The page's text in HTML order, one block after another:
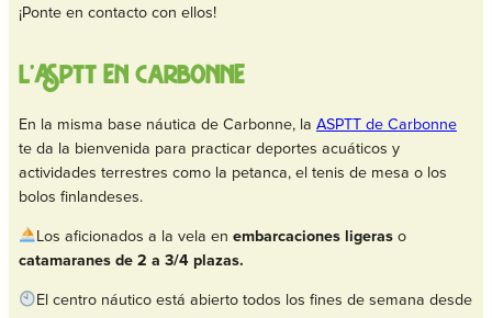
¡Ponte en contacto con ellos!
L’ASPTT en Carbonne
En la misma base náutica de Carbonne, la ASPTT de Carbonne
te da la bienvenida para practicar deportes acuáticos y
actividades terrestres como la petanca, el tenis de mesa o los
bolos finlandeses.
Los aficionados a la vela en embarcaciones ligeras o
catamaranes de 2 a 3/4 plazas.
El centro náutico está abierto todos los fines de semana desde